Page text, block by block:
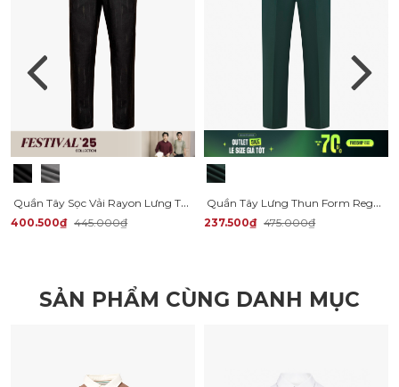
Quần Tây Sọc Vải Rayon Lưng Thun Form Regular QT072
400.500₫ 445.000₫
Quần Tây Lưng Thun Form Regular QT060
237.500₫ 475.000₫
SẢN PHẨM CÙNG DANH MỤC